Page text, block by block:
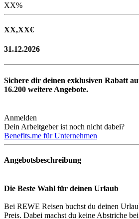
XX%
XX,XX€
31.12.2026
Sichere dir deinen exklusiven Rabatt
16.200 weitere Angebote.
Anmelden
Dein Arbeitgeber ist noch nicht dabei?
Benefits.me für Unternehmen
Angebotsbeschreibung
Die Beste Wahl für deinen Urlaub
Bei REWE Reisen buchst du deinen
Preis. Dabei machst du keine Abstriche